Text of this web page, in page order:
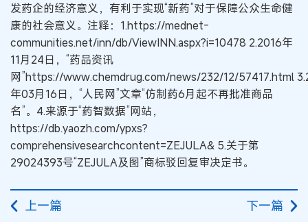
发药企的经济意义，有利于实现“新药”对于保障公众生命健
康的社会意义。注释：1.https://mednet-
communities.net/inn/db/ViewINN.aspx?i=10478 2.2016年
11月24日，“药品资讯
网”https://www.chemdrug.com/news/232/12/57417.html
年03月16日，“人民网”文章“仿制药6月起不再批准商品
名”。4.来源于“药智数据”网站，
https://db.yaozh.com/ypxs?
comprehensivesearchcontent=ZEJULA& 5.关于第
29024393号“ZEJULA及图”商标驳回复审决定书。
上一篇 下一篇